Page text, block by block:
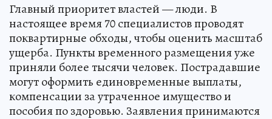
Главный приоритет властей — люди. В
настоящее время 70 специалистов проводят
поквартирные обходы, чтобы оценить масштаб
ущерба. Пункты временного размещения уже
приняли более тысячи человек. Пострадавшие
могут оформить единовременные выплаты,
компенсации за утраченное имущество и
пособия по здоровью. Заявления принимаются